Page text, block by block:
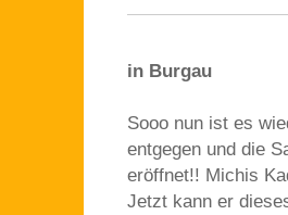
in Burgau
Sooo nun ist es
entgegen und die
eröffnet!! Michis
Jetzt kann er